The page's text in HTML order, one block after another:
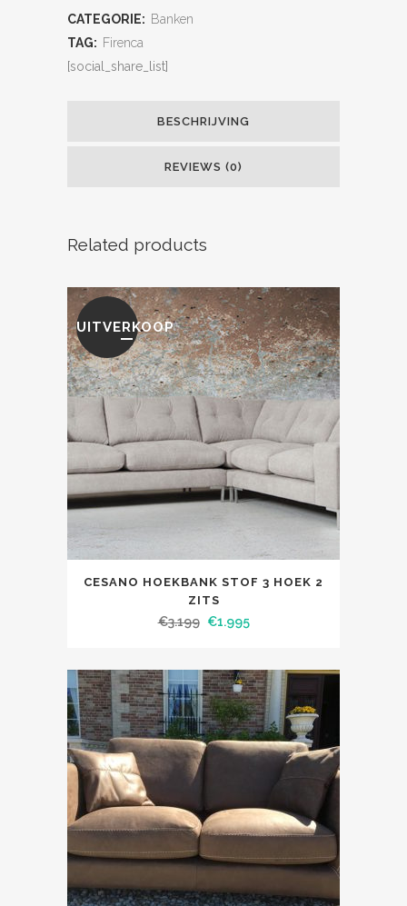
CATEGORIE: Banken
TAG: Firenca
[social_share_list]
BESCHRIJVING
REVIEWS (0)
Related products
UITVERKOOP
CESANO HOEKBANK STOF 3 HOEK 2
ZITS
€3.199 €1.995